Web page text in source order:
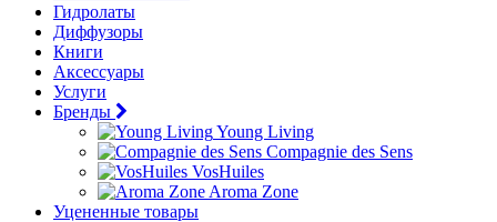
Гидролаты
Диффузоры
Книги
Аксессуары
Услуги
Бренды
Young Living
Compagnie des Sens
VosHuiles
Aroma Zone
Уцененные товары